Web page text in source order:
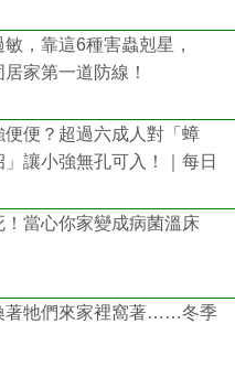
，靠這6種害蟲剋星，
家第一道防線！
便？超過六成人對「蟑
讓小強無孔可入！｜每日
當心你家變成病菌溫床
著牠們來家裡窩著……冬季